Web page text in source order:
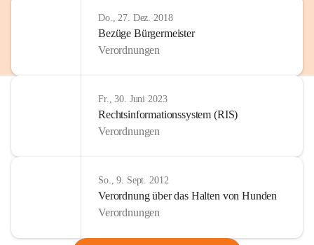
Do., 27. Dez. 2018
Bezüge Bürgermeister
Verordnungen
Fr., 30. Juni 2023
Rechtsinformationssystem (RIS)
Verordnungen
So., 9. Sept. 2012
Verordnung über das Halten von Hunden
Verordnungen